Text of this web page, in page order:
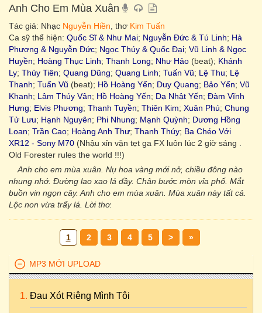
Anh Cho Em Mùa Xuân
Tác giả: Nhạc Nguyễn Hiền , thơ Kim Tuấn
Ca sỹ thể hiện: Quốc Sĩ & Như Mai; Nguyễn Đức & Tú Linh; Hà
Phương & Nguyễn Đức; Ngọc Thúy & Quốc Đại; Vũ Linh & Ngọc
Huyền; Hoàng Thục Linh; Thanh Long; Như Hảo (beat); Khánh
Ly; Thủy Tiên; Quang Dũng; Quang Linh; Tuấn Vũ; Lệ Thu; Lệ
Thanh; Tuấn Vũ (beat); Hồ Hoàng Yến; Duy Quang; Bảo Yến; Vũ
Khanh; Lâm Thúy Vân; Hồ Hoàng Yến; Dạ Nhật Yến; Đàm Vĩnh
Hưng; Elvis Phương; Thanh Tuyền; Thiên Kim; Xuân Phú; Chung
Tử Lưu; Hạnh Nguyên; Phi Nhung; Mạnh Quỳnh; Dương Hồng
Loan; Trần Cao; Hoàng Anh Thư; Thanh Thúy; Ba Chéo Với
XR12 - Sony M70 (Nhậu xỉn vặn tẹt ga FX luôn lúc 2 giờ sáng .
Old Forester rules the world !!!)
Anh cho em mùa xuân. Nụ hoa vàng mới nở, chiều đông nào
nhung nhớ. Đường lao xao lá đầy. Chân bước mòn vỉa phố. Mắt
buồn vin ngọn cây. Anh cho em mùa xuân. Mùa xuân này tất cả.
Lộc non vừa trẩy lá. Lời thơ.
1 2 3 4 5 > »
MP3 MỚI UPLOAD
Đau Xót Riêng Mình Tôi